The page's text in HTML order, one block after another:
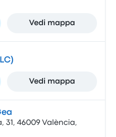
Vedi mappa
Vedi mappa
31, 46009 València,